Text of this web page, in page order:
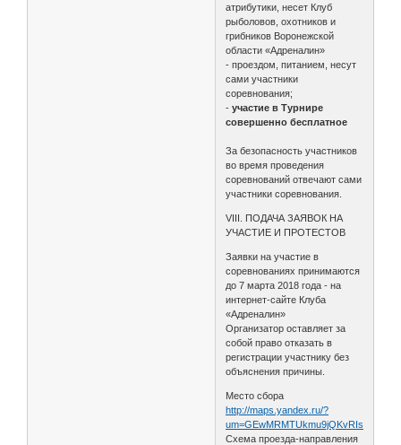
атрибутики, несет Клуб
рыболовов, охотников и
грибников Воронежской
области «Адреналин»
- проездом, питанием, несут
сами участники
соревнования;
- участие в Турнире
совершенно бесплатное
За безопасность участников
во время проведения
соревнований отвечают сами
участники соревнования.
VIII. ПОДАЧА ЗАЯВОК НА
УЧАСТИЕ И ПРОТЕСТОВ
Заявки на участие в
соревнованиях принимаются
до 7 марта 2018 года - на
интернет-сайте Клуба
«Адреналин»
Организатор оставляет за
собой право отказать в
регистрации участнику без
объяснения причины.
Место сбора
http://maps.yandex.ru/?
Схема проезда-направления